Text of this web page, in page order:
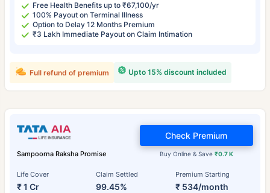
Free Health Benefits up to ₹67,100/yr
100% Payout on Terminal Illness
Option to Delay 12 Months Premium
₹3 Lakh Immediate Payout on Claim Intimation
Upto 15% discount included
Full refund of premium
Sampoorna Raksha Promise
Life Cover
₹ 1 Cr
Claim Settled
99.45%
Premium Starting
₹ 534/month
Buy Online & Save ₹0.7 K
Check Premium